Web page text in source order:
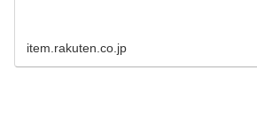
item.rakuten.co.jp